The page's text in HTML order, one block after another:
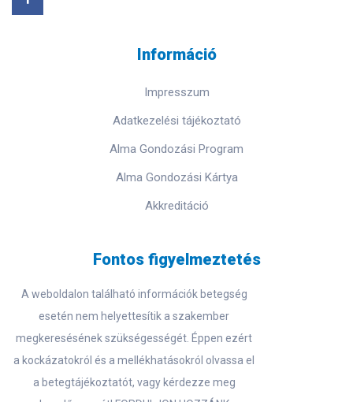
Információ
Impresszum
Adatkezelési tájékoztató
Alma Gondozási Program
Alma Gondozási Kártya
Akkreditáció
Fontos figyelmeztetés
A weboldalon található információk betegség
esetén nem helyettesítik a szakember
megkeresésének szükségességét. Éppen ezért
a kockázatokról és a mellékhatásokról olvassa el
a betegtájékoztatót, vagy kérdezze meg